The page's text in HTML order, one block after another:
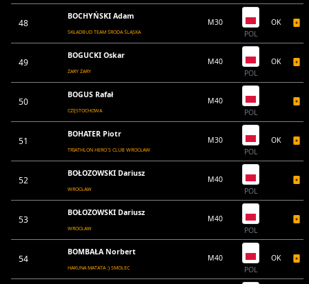
48
BOCHYŃSKI Adam
SKŁADBUD TEAM ŚRODA ŚLĄSKA
M30
POL
OK
49
BOGUCKI Oskar
ŻARY ŻARY
M40
POL
OK
50
BOGUS Rafał
CZĘSTOCHOWA
M40
POL
51
BOHATER Piotr
TRIATHLON HERO`S CLUB WROCŁAW
M30
POL
OK
52
BOŁOZOWSKI Dariusz
WROCŁAW
M40
POL
53
BOŁOZOWSKI Dariusz
WROCŁAW
M40
POL
54
BOMBAŁA Norbert
HAKUNA MATATA :) SMOLEC
M40
POL
OK